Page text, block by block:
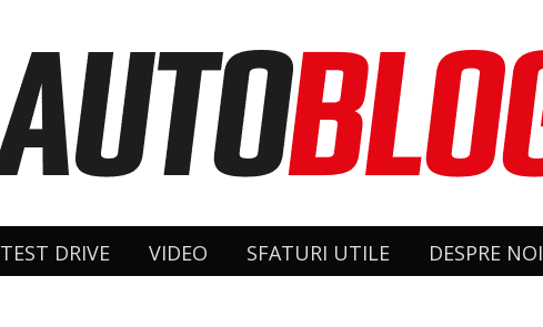
TEST DRIVE VIDEO SFATURI UTILE DESPRE NOI